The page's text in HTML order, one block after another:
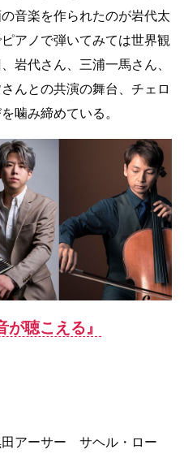
音楽を作られたのが岩代太
アノで弾いてみては世界観
岩代さん、三浦一馬さん、
んとの共演の舞台、チェロ
噛み締めている。
聴こえる』
アーサー サヘル・ロー